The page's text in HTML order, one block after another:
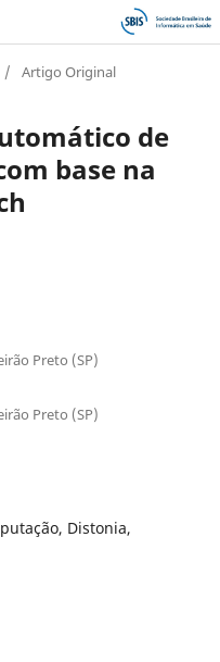
/ Artigo Original
de
base na
Preto (SP)
Preto (SP)
Distonia,